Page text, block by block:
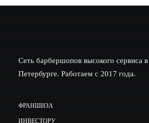
Сеть барбершопов высокого сервиса
Петербурге. Работаем с 2017 года.
ФРАНШИЗА
ИНВЕСТОРУ